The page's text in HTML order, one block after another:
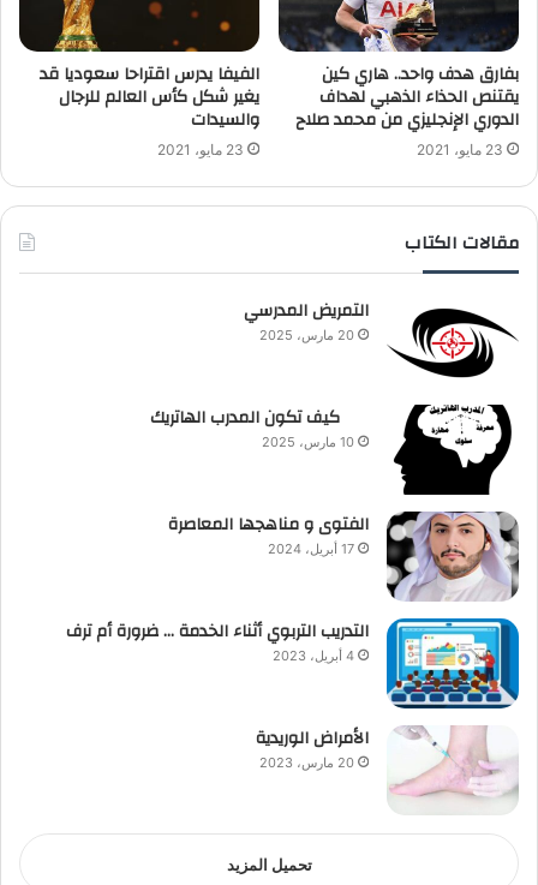
بفارق هدف واحد.. هاري كين
يقتنص الحذاء الذهبي لهداف
الدوري الإنجليزي من محمد صلاح
23 مايو، 2021
الفيفا يدرس اقتراحا سعوديا قد
يغير شكل كأس العالم للرجال
والسيدات
23 مايو، 2021
مقالات الكتاب
التمريض المدرسي
20 مارس، 2025
كيف تكون المدرب الهاتريك
10 مارس، 2025
الفتوى و مناهجها المعاصرة
17 أبريل، 2024
التدريب التربوي أثناء الخدمة … ضرورة أم ترف
4 أبريل، 2023
الأمراض الوريدية
20 مارس، 2023
تحميل المزيد